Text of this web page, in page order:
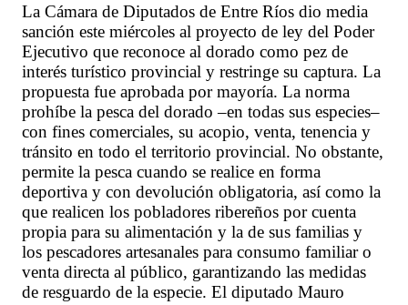
La Cámara de Diputados de Entre Ríos dio media
sanción este miércoles al proyecto de ley del Poder
Ejecutivo que reconoce al dorado como pez de
interés turístico provincial y restringe su captura. La
propuesta fue aprobada por mayoría. La norma
prohíbe la pesca del dorado –en todas sus especies–
con fines comerciales, su acopio, venta, tenencia y
tránsito en todo el territorio provincial. No obstante,
permite la pesca cuando se realice en forma
deportiva y con devolución obligatoria, así como la
que realicen los pobladores ribereños por cuenta
propia para su alimentación y la de sus familias y
los pescadores artesanales para consumo familiar o
venta directa al público, garantizando las medidas
de resguardo de la especie. El diputado Mauro